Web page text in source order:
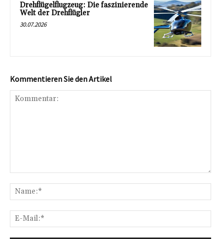
Drehflügelflugzeug: Die faszinierende
Welt der Drehflügler
30.07.2026
Kommentieren Sie den Artikel